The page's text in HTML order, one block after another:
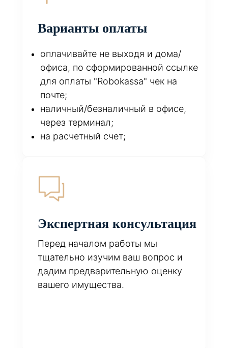
Варианты оплаты
оплачивайте не выходя и дома/
офиса, по сформированной ссылке
для оплаты "Robokassa" чек на
почте;
наличный/безналичный в офисе,
через терминал;
на расчетный счет;
Экспертная консультация
Перед началом работы мы
тщательно изучим ваш вопрос и
дадим предварительную оценку
вашего имущества.